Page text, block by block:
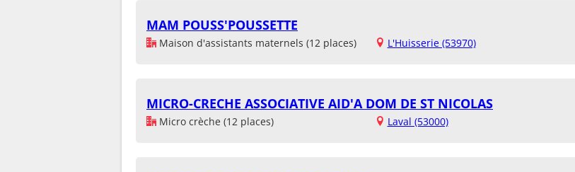
MAM POUSS'POUSSETTE
Maison d'assistants maternels (12 places) L'Huisserie (53970)
MICRO-CRECHE ASSOCIATIVE AID'A DOM DE ST NICOLAS
Micro crèche (12 places) Laval (53000)